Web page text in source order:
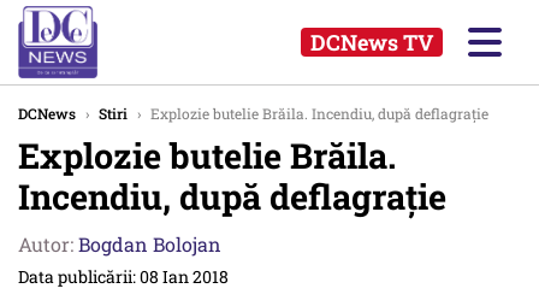
DCNews TV
DCNews › Stiri › Explozie butelie Brăila. Incendiu, după deflagrație
Explozie butelie Brăila.
Incendiu, după deflagrație
Autor:Bogdan Bolojan
Data publicării: 08 Ian 2018